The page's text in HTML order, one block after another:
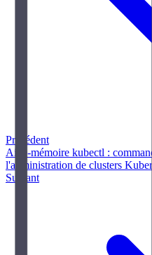
Précédent
Aide-mémoire kubectl :
l'administration de clusters
Suivant